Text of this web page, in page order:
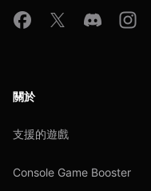
關於
支援的遊戲
Console Game Booster